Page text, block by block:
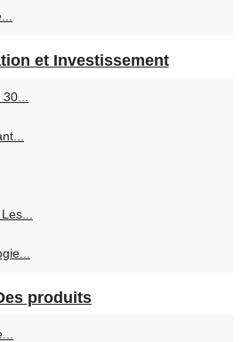
et Investissement
produits